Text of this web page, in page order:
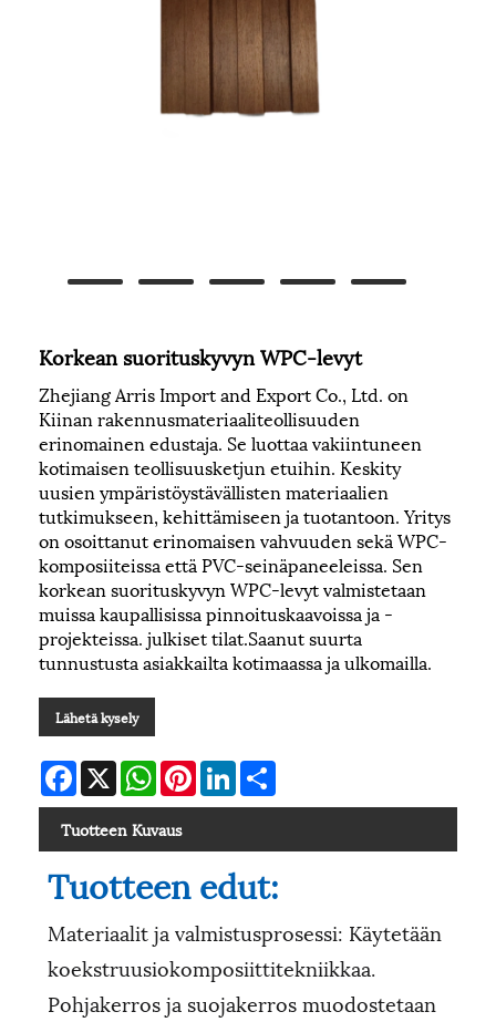
Korkean suorituskyvyn WPC-levyt
Zhejiang Arris Import and Export Co., Ltd. on
Kiinan rakennusmateriaaliteollisuuden
erinomainen edustaja. Se luottaa vakiintuneen
kotimaisen teollisuusketjun etuihin. Keskity
uusien ympäristöystävällisten materiaalien
tutkimukseen, kehittämiseen ja tuotantoon. Yritys
on osoittanut erinomaisen vahvuuden sekä WPC-
komposiiteissa että PVC-seinäpaneeleissa. Sen
korkean suorituskyvyn WPC-levyt valmistetaan
muissa kaupallisissa pinnoituskaavoissa ja -
projekteissa. julkiset tilat.Saanut suurta
tunnustusta asiakkailta kotimaassa ja ulkomailla.
Lähetä kysely
Facebook
X WhatsAppPinterestLinkedIn
Tuotteen Kuvaus
Tuotteen edut:
Materiaalit ja valmistusprosessi: Käytetään
koekstruusiokomposiittitekniikkaa.
Pohjakerros ja suojakerros muodostetaan